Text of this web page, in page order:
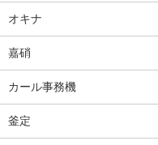
オキナ
嘉硝
カール事務機
釜定